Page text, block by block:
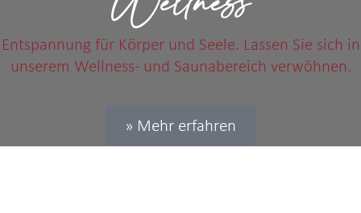
Entspannung für Körper und Seele. Lassen Sie sich in
unserem Wellness- und Saunabereich verwöhnen.
» Mehr erfahren